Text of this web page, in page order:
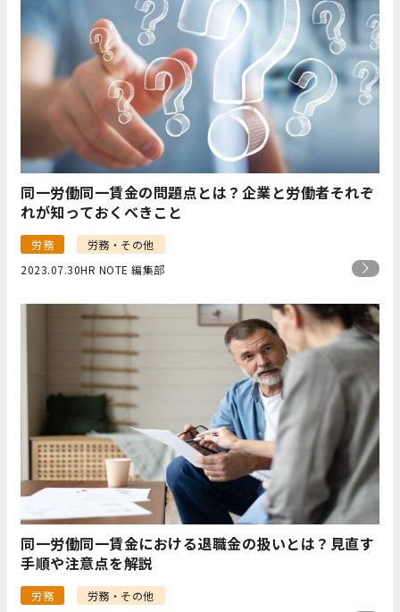
同一労働同一賃金の問題点とは？企業と労働者それぞ
れが知っておくべきこと
労務
労務・その他
2023.07.30HR NOTE 編集部
同一労働同一賃金における退職金の扱いとは？見直す
手順や注意点を解説
労務
労務・その他